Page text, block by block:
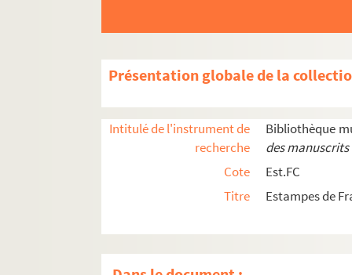
Présentation globale de la
Intitulé de l'instrument de
recherche
Bibliothèque
des
Cote
Est.FC
Titre
Estampes de
EST.FC.1130. Porte taillée à Besançon
EST.FC.1134. Porte taillée à Besançon
EST.FC.M.77. La Porte Taillée
EST.FC.103. Portique de l'une des entrées du
EST.FC.G.5. Portique de l'une des entrées du
EST.FC.4037. Position faite aux marchands,
EST.FC.M.17. Prédiction Proudhon